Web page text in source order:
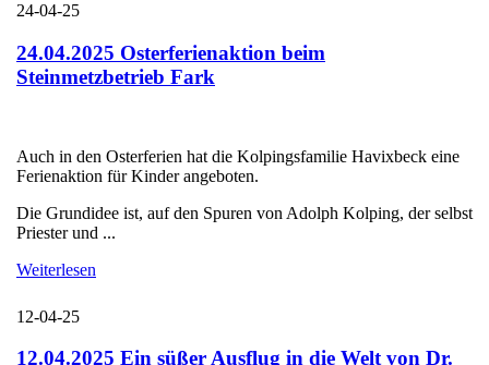
24-04-25
24.04.2025 Osterferienaktion beim
Steinmetzbetrieb Fark
Auch in den Osterferien hat die Kolpingsfamilie Havixbeck eine
Ferienaktion für Kinder angeboten.
Die Grundidee ist, auf den Spuren von Adolph Kolping, der selbst
Priester und ...
Weiterlesen
12-04-25
12.04.2025 Ein süßer Ausflug in die Welt von Dr.